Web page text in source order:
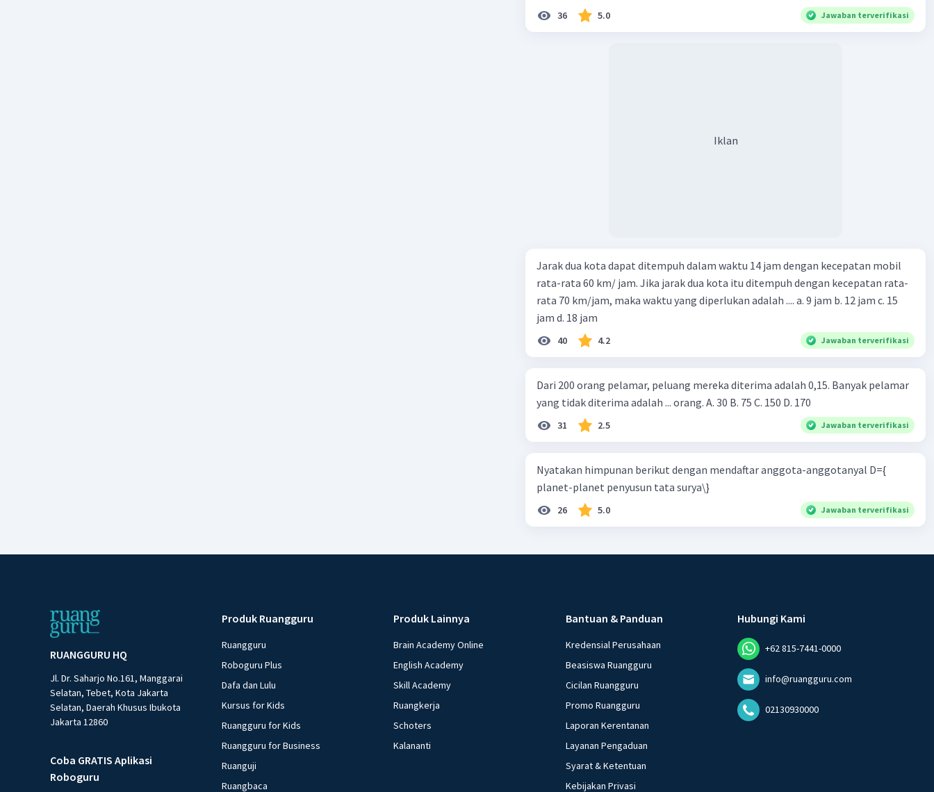
36 5.0 Jawaban terverifikasi
Iklan
Jarak dua kota dapat ditempuh dalam waktu 14 jam dengan kecepatan mobil
rata-rata 60 km/ jam. Jika jarak dua kota itu ditempuh dengan kecepatan rata-
rata 70 km/jam, maka waktu yang diperlukan adalah .... a. 9 jam b. 12 jam c. 15
jam d. 18 jam
40 4.2 Jawaban terverifikasi
Dari 200 orang pelamar, peluang mereka diterima adalah 0,15. Banyak pelamar
yang tidak diterima adalah ... orang. A. 30 B. 75 C. 150 D. 170
31 2.5 Jawaban terverifikasi
Nyatakan himpunan berikut dengan mendaftar anggota-anggotanyal D={
planet-planet penyusun tata surya\}
26 5.0 Jawaban terverifikasi
RUANGGURU HQ
Jl. Dr. Saharjo No.161, Manggarai
Selatan, Tebet, Kota Jakarta
Selatan, Daerah Khusus Ibukota
Jakarta 12860
Coba GRATIS Aplikasi
Roboguru
Produk Ruangguru
Ruangguru
Roboguru Plus
Dafa dan Lulu
Kursus for Kids
Ruangguru for Kids
Ruangguru for Business
Ruanguji
Ruangbaca
Produk Lainnya
Brain Academy Online
English Academy
Skill Academy
Ruangkerja
Schoters
Kalananti
Bantuan & Panduan
Kredensial Perusahaan
Beasiswa Ruangguru
Cicilan Ruangguru
Promo Ruangguru
Laporan Kerentanan
Layanan Pengaduan
Syarat & Ketentuan
Kebijakan Privasi
Hubungi Kami
+62 815-7441-0000
info@ruangguru.com
02130930000